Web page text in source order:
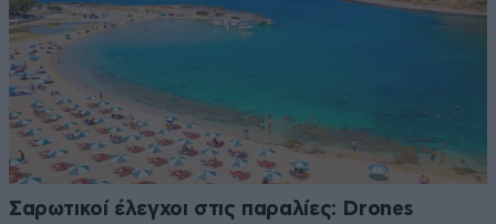
Σαρωτικοί έλεγχοι στις παραλίες: Drones